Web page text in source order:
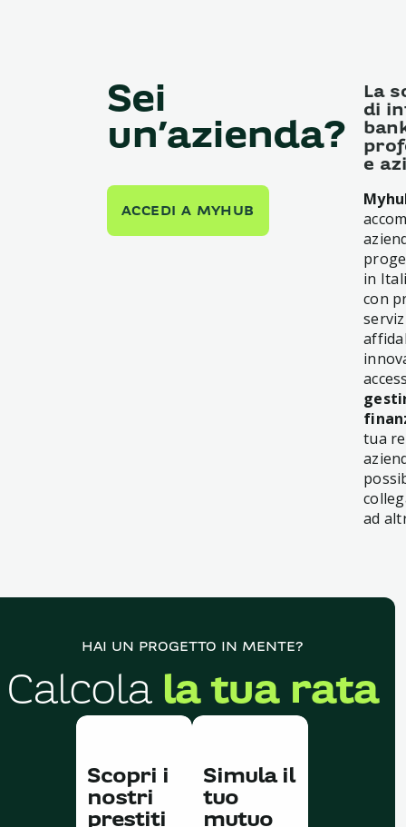
Sei
un’azienda?
ACCEDI A MYHUB
La
di
e
in
con
tua
ad
HAI UN PROGETTO IN MENTE?
Calcola la tua rata
Scopri i
nostri
prestiti
Simula il
tuo
mutuo